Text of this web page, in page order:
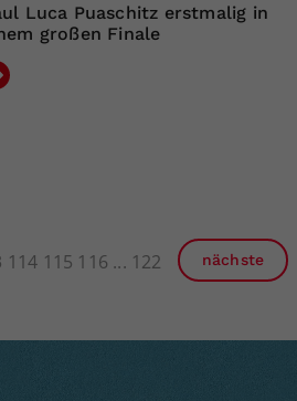
Luca Puaschitz erstmalig in
großen Finale
114 115 116 122 nächste